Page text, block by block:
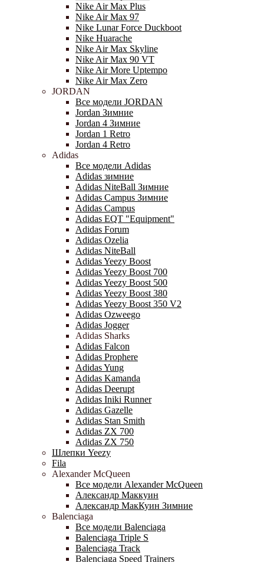
Nike Air Max Plus
Nike Air Max 97
Nike Lunar Force Duckboot
Nike Huarache
Nike Air Max Skyline
Nike Air Max 90 VT
Nike Air More Uptempo
Nike Air Max Zero
JORDAN
Все модели JORDAN
Jordan Зимние
Jordan 4 Зимние
Jordan 1 Retro
Jordan 4 Retro
Adidas
Все модели Adidas
Adidas зимние
Adidas NiteBall Зимние
Adidas Campus Зимние
Adidas Campus
Adidas EQT "Equipment"
Adidas Forum
Adidas Ozelia
Adidas NiteBall
Adidas Yeezy Boost
Adidas Yeezy Boost 700
Adidas Yeezy Boost 500
Adidas Yeezy Boost 380
Adidas Yeezy Boost 350 V2
Adidas Ozweego
Adidas Jogger
Adidas Sharks
Adidas Falcon
Adidas Prophere
Adidas Yung
Adidas Kamanda
Adidas Deerupt
Adidas Iniki Runner
Adidas Gazelle
Adidas Stan Smith
Adidas ZX 700
Adidas ZX 750
Шлепки Yeezy
Fila
Alexander McQueen
Все модели Alexander McQueen
Александр Маккуин
Александр МакКуин Зимние
Balenciaga
Все модели Balenciaga
Balenciaga Triple S
Balenciaga Track
Balenciaga Speed Trainers